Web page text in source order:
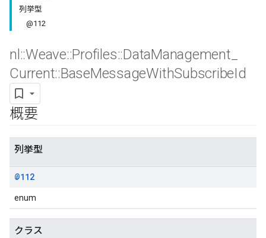
列挙型
@112
nl ::Weave::Profiles::DataManagement
Current::BaseMessageWithSubscribeId
概要
列挙型
@112
enum
クラス